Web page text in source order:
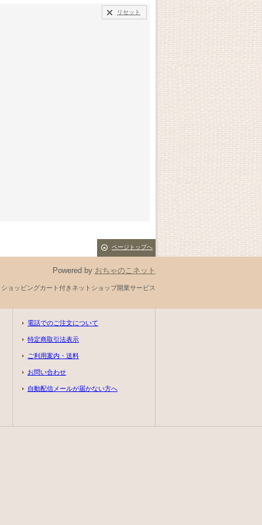
リセット
ページトップへ
Powered by おちゃのこネット
ョッピングカート付きネットショップ開業サービス
電話でのご注文について
特定商取引法表示
ご利用案内・送料
お問い合わせ
自動配信メールが届かない方へ